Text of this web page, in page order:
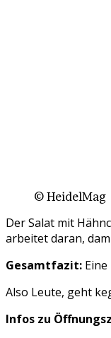
© HeidelMag
Der Salat mit
arbeitet daran,
Gesamtfazit:
Also Leute, geht
Infos zu